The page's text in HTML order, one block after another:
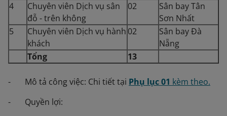
4
Chuyên viên Dịch vụ sân
đỗ - trên không
02
Sân bay Tân
Sơn Nhất
5
Chuyên viên Dịch vụ hành
khách
02
Sân bay Đà
Nẵng
Tổng
13
- Mô tả công việc: Chi tiết tại Phụ lục 01 kèm theo.
- Quyền lợi: